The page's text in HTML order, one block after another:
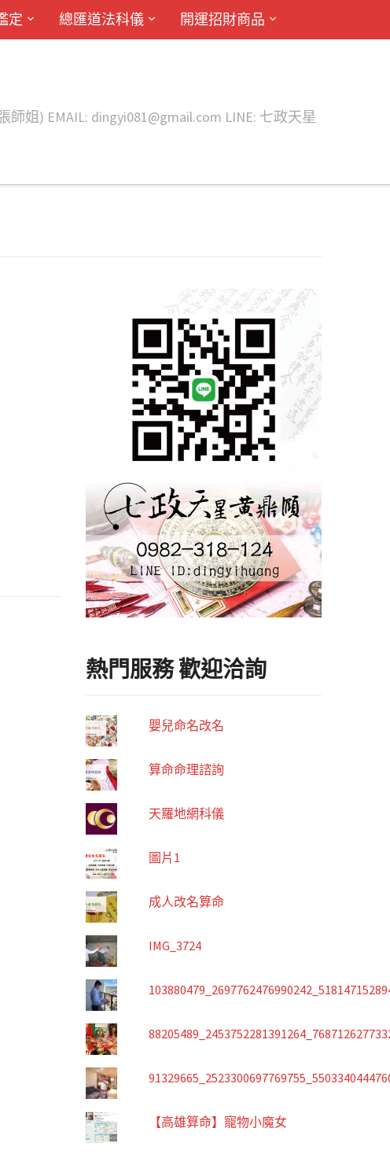
定 總匯道法科儀 開運招財商品
姐) EMAIL: dingyi081@gmail.com LINE: 七政天星
熱門服務 歡迎洽詢
嬰兒命名改名
算命命理諮詢
天羅地網科儀
圖片1
成人改名算命
IMG_3724
【高雄算命】寵物小魔女